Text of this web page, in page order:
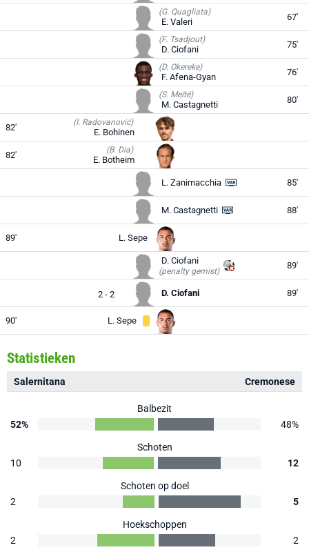
(G. Quagliata)
E. Valeri 67'
(F. Tsadjout)
D. Ciofani 75'
(D. Okereke)
F. Afena-Gyan 76'
(S. Meïté)
M. Castagnetti 80'
82' (I. Radovanović)
E. Bohinen
82' (B. Dia)
E. Botheim
L. Zanimacchia 85'
M. Castagnetti 88'
89' L. Sepe
D. Ciofani
(penalty gemist)
89'
2 - 2 D. Ciofani 89'
90' L. Sepe
Statistieken
Salernitana Cremonese
Balbezit
52%
48%
Schoten
10
12
Schoten op doel
2
5
Hoekschoppen
2
2